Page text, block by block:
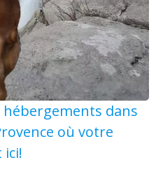
hébergements dans
où votre
ici!